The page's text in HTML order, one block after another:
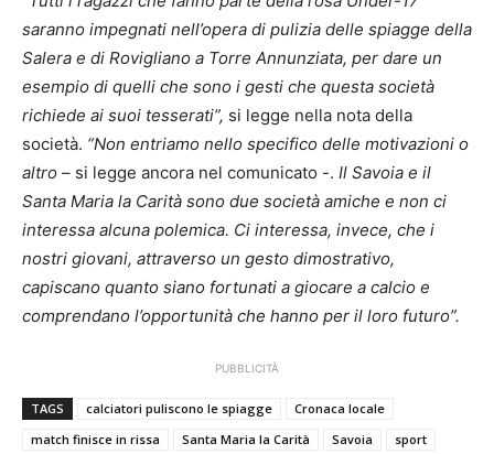
saranno impegnati nell’opera di pulizia delle spiagge della
Salera e di Rovigliano a Torre Annunziata, per dare un
esempio di quelli che sono i gesti che questa società
richiede ai suoi tesserati”, si legge nella nota della
società. “Non entriamo nello specifico delle motivazioni o
altro – si legge ancora nel comunicato -. Il Savoia e il
Santa Maria la Carità sono due società amiche e non ci
interessa alcuna polemica. Ci interessa, invece, che i
nostri giovani, attraverso un gesto dimostrativo,
capiscano quanto siano fortunati a giocare a calcio e
comprendano l’opportunità che hanno per il loro futuro”.
PUBBLICITÀ
TAGS calciatori puliscono le spiagge
Cronaca locale
match finisce in rissa
Santa Maria la Carità Savoia
sport